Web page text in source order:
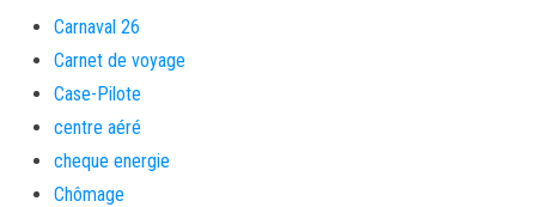
Carnaval 26
Carnet de voyage
Case-Pilote
centre aéré
cheque energie
Chômage